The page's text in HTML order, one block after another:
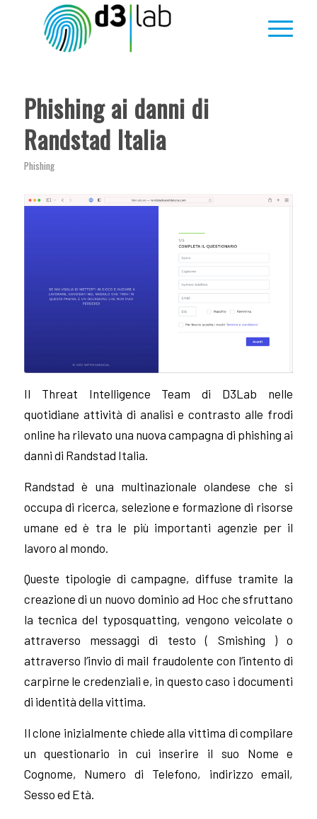
Phishing ai danni di
Randstad Italia
Phishing
Il Threat Intelligence Team di D3Lab nelle
quotidiane attività di analisi e contrasto alle frodi
online ha rilevato una nuova campagna di phishing ai
danni di Randstad Italia.
Randstad è una multinazionale olandese che si
occupa di ricerca, selezione e formazione di risorse
umane ed è tra le più importanti agenzie per il
lavoro al mondo.
Queste tipologie di campagne, diffuse tramite la
creazione di un nuovo dominio ad Hoc che sfruttano
la tecnica del typosquatting, vengono veicolate o
attraverso messaggi di testo ( Smishing ) o
attraverso l’invio di mail fraudolente con l’intento di
carpirne le credenziali e, in questo caso i documenti
di identità della vittima.
Il clone inizialmente chiede alla vittima di compilare
un questionario in cui inserire il suo Nome e
Cognome, Numero di Telefono, indirizzo email,
Sesso ed Età.